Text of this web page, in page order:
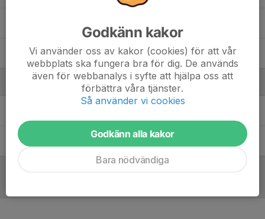
34. Alice Hamberg
Cupansvarig
Godkänn kakor
Vi använder oss av kakor (cookies) för att vår
webbplats ska fungera bra för dig. De används
även för webbanalys i syfte att hjälpa oss att
förbättra våra tjänster.
Så använder vi cookies
Godkänn alla kakor
Bara nödvändiga